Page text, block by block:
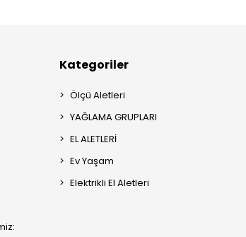
Kategoriler
Ölçü Aletleri
YAĞLAMA GRUPLARI
EL ALETLERİ
Ev Yaşam
Elektrikli El Aletleri